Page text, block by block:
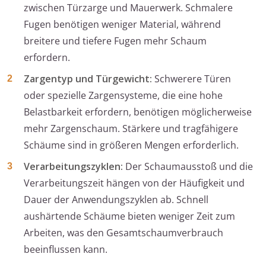
zwischen Türzarge und Mauerwerk. Schmalere
Fugen benötigen weniger Material, während
breitere und tiefere Fugen mehr Schaum
erfordern.
Zargentyp und Türgewicht: Schwerere Türen
oder spezielle Zargensysteme, die eine hohe
Belastbarkeit erfordern, benötigen möglicherweise
mehr Zargenschaum. Stärkere und tragfähigere
Schäume sind in größeren Mengen erforderlich.
Verarbeitungszyklen: Der Schaumausstoß und die
Verarbeitungszeit hängen von der Häufigkeit und
Dauer der Anwendungszyklen ab. Schnell
aushärtende Schäume bieten weniger Zeit zum
Arbeiten, was den Gesamtschaumverbrauch
beeinflussen kann.